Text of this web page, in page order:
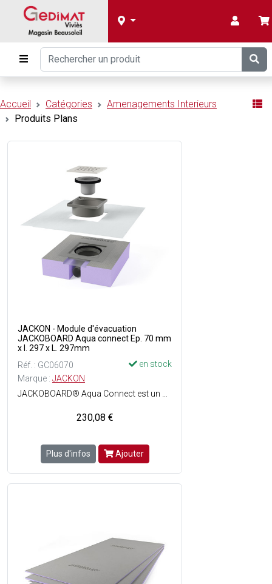
Accueil Catégories
Amenagements Interieurs
Produits Plans
JACKON - Module d'évacuation
JACKOBOARD Aqua connect Ep. 70 mm
x l. 297 x L. 297mm
Réf. : GC06070
en stock
Marque : JACKON
230,08 €
Plus d'infos Ajouter